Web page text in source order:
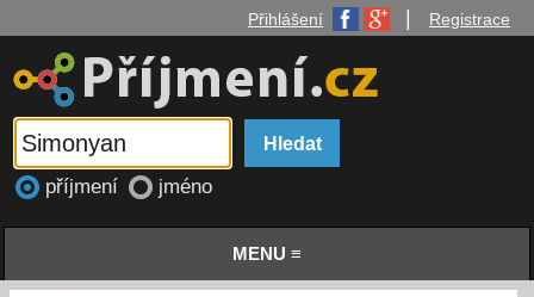
Přihlášení Registrace
příjmení jméno
MENU ≡